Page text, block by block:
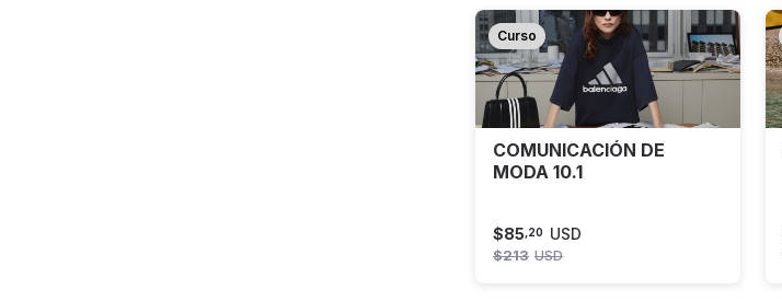
Curso
COMUNICACIÓN DE
MODA 10.1
$85 20 USD
$213 USD